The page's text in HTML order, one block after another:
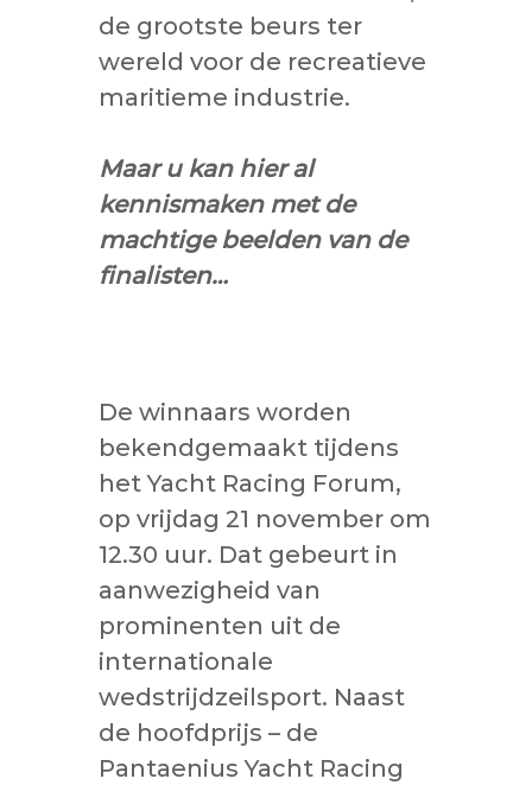
de grootste beurs ter
wereld voor de recreatieve
maritieme industrie.
Maar u kan hier al
kennismaken met de
machtige beelden van de
finalisten…
De winnaars worden
bekendgemaakt tijdens
het Yacht Racing Forum,
op vrijdag 21 november om
12.30 uur. Dat gebeurt in
aanwezigheid van
prominenten uit de
internationale
wedstrijdzeilsport. Naast
de hoofdprijs – de
Pantaenius Yacht Racing